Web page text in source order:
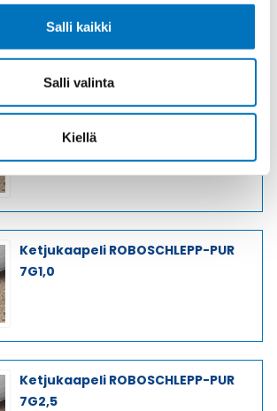
Salli kaikki
Salli valinta
Kiellä
Ketjukaapeli ROBOSCHLEPP-PUR
Ketjukaapeli ROBOSCHLEPP-PUR
7G1,0
Ketjukaapeli ROBOSCHLEPP-PUR
7G2,5